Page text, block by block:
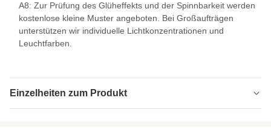
A8: Zur Prüfung des Glüheffekts und der Spinnbarkeit werden
kostenlose kleine Muster angeboten. Bei Großaufträgen
unterstützen wir individuelle Lichtkonzentrationen und
Leuchtfarben.
Einzelheiten zum Produkt